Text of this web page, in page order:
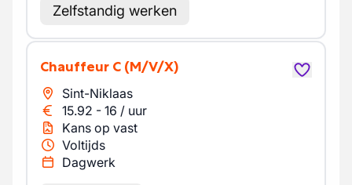
Zelfstandig werken
Chauffeur C (M/V/X)
Sint-Niklaas
15.92 - 16 / uur
Kans op vast
Voltijds
Dagwerk